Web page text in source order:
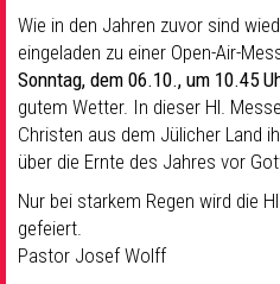
Wie in den Jahren zuvor sind
eingeladen zu einer Open-Air-
Sonntag, dem 06.10., um 10.45
gutem Wetter. In dieser Hl.
Christen aus dem Jülicher Land
über die Ernte des Jahres vor
Nur bei starkem Regen wird die
gefeiert.
Pastor Josef Wolff